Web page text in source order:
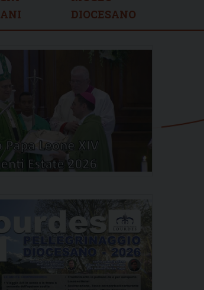
DIOCESANO